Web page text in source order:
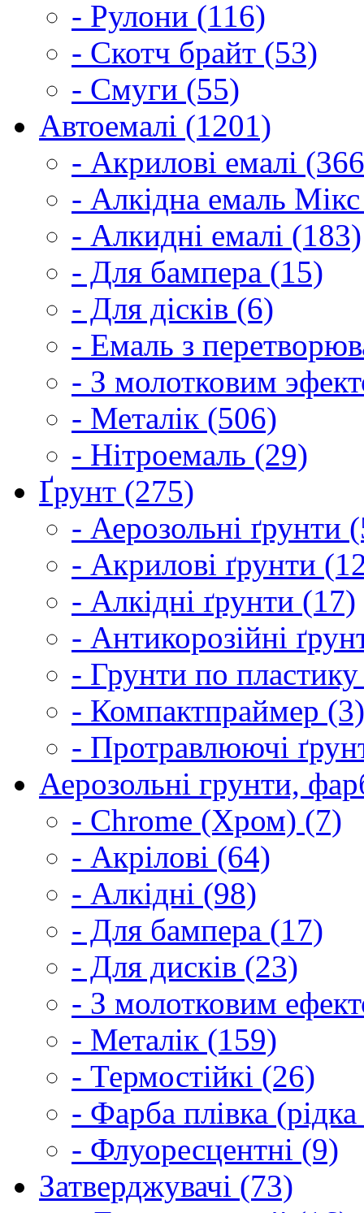
- Рулони (116)
- Скотч брайт (53)
- Смуги (55)
Автоемалі (1201)
- Акрилові емалі
- Алкідна емаль
- Алкидні емалі (183)
- Для бампера (15)
- Для дісків (6)
- Емаль з
- З молотковим
- Металік (506)
- Нітроемаль (29)
Ґрунт (275)
- Аерозольні ґрунти
- Акрилові ґрунти
- Алкідні ґрунти (17)
- Антикорозійні
- Грунти по
- Компактпраймер (3)
- Протравлюючі
Аерозольні грунти,
- Chrome (Хром) (7)
- Акрілові (64)
- Алкідні (98)
- Для бампера (17)
- Для дисків (23)
- З молотковим
- Металік (159)
- Термостійкі (26)
- Фарба плівка
- Флуоресцентні (9)
Затверджувачі (73)